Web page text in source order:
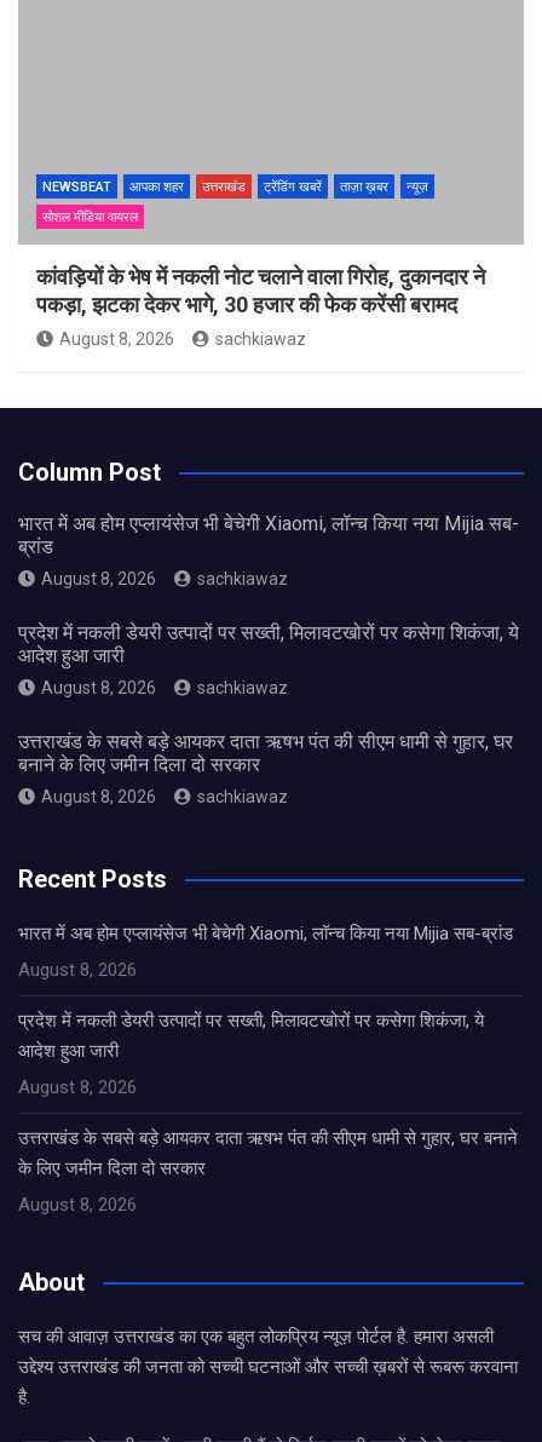
NEWSBEAT आपका शहर उत्तराखंड ट्रेंडिंग खबरें ताज़ा ख़बर
न्यूज़
सोशल मीडिया वायरल
कांवड़ियों के भेष में नकली नोट चलाने वाला गिरोह, दुकानदार ने
पकड़ा, झटका देकर भागे, 30 हजार की फेक करेंसी बरामद
August 8, 2026 sachkiawaz
Column Post
भारत में अब होम एप्लायंसेज भी बेचेगी Xiaomi, लॉन्च किया नया Mijia सब-
ब्रांड
August 8, 2026 sachkiawaz
प्रदेश में नकली डेयरी उत्पादों पर सख्ती, मिलावटखोरों पर कसेगा शिकंजा, ये
आदेश हुआ जारी
August 8, 2026 sachkiawaz
उत्तराखंड के सबसे बड़े आयकर दाता ऋषभ पंत की सीएम धामी से गुहार, घर
बनाने के लिए जमीन दिला दो सरकार
August 8, 2026 sachkiawaz
Recent Posts
भारत में अब होम एप्लायंसेज भी बेचेगी Xiaomi, लॉन्च किया नया Mijia सब-ब्रांड
August 8, 2026
प्रदेश में नकली डेयरी उत्पादों पर सख्ती, मिलावटखोरों पर कसेगा शिकंजा, ये
आदेश हुआ जारी
August 8, 2026
उत्तराखंड के सबसे बड़े आयकर दाता ऋषभ पंत की सीएम धामी से गुहार, घर बनाने
के लिए जमीन दिला दो सरकार
August 8, 2026
About
सच की आवाज़ उत्तराखंड का एक बहुत लोकप्रिय न्यूज़ पोर्टल है. हमारा असली
उद्देश्य उत्तराखंड की जनता को सच्ची घटनाओं और सच्ची ख़बरों से रूबरू करवाना
है.